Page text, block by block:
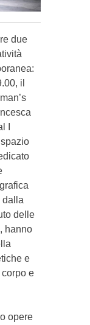
due
il
I
dalla
delle
hanno
e
e
opere